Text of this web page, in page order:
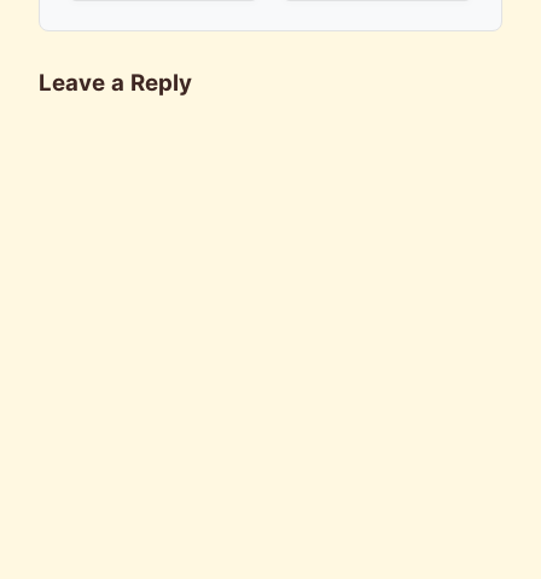
Leave a Reply